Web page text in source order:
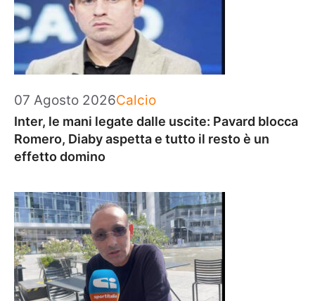
07 Agosto 2026Categorie
Calcio
Inter, le mani legate dalle uscite: Pavard blocca
Romero, Diaby aspetta e tutto il resto è un
effetto domino